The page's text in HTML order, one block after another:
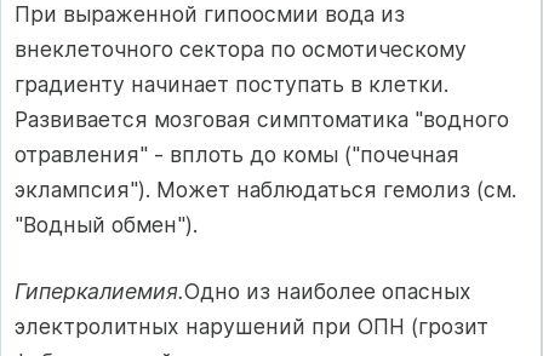
При выраженной гипоосмии вода из
внеклеточного сектора по осмотическому
градиенту начинает поступать в клетки.
Развивает­ся мозговая симптоматика "водного
отравления" - вплоть до комы ("почечная
эклампсия"). Может наблюдаться гемолиз (см.
"Водный обмен").
Гиперкалиемия.Одно из наиболее опасных
электролитных нарушений при ОПН (грозит